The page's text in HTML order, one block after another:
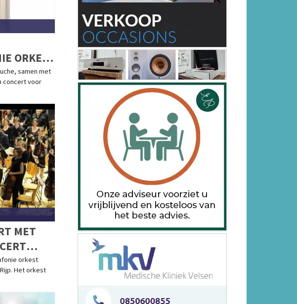
ORKEST
samen met
concert voor
MET
orkest
Het orkest